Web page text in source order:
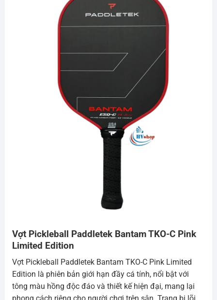
Vợt Pickleball Paddletek Bantam TKO-C Pink
Limited Edition
Vợt Pickleball Paddletek Bantam TKO-C Pink Limited
Edition là phiên bản giới hạn đầy cá tính, nổi bật với
tông màu hồng độc đáo và thiết kế hiện đại, mang lại